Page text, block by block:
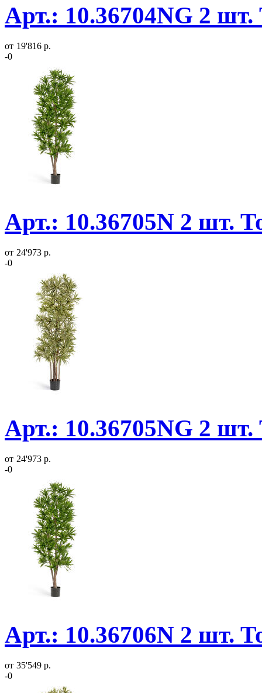
Арт.: 10.36704NG 2
от 19'816 р.
-0
Арт.: 10.36705N 2 шт.
от 24'973 р.
-0
Арт.: 10.36705NG 2
от 24'973 р.
-0
Арт.: 10.36706N 2 шт.
от 35'549 р.
-0